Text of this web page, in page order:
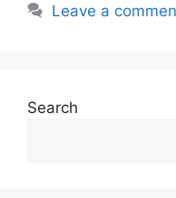
Leave a
Search